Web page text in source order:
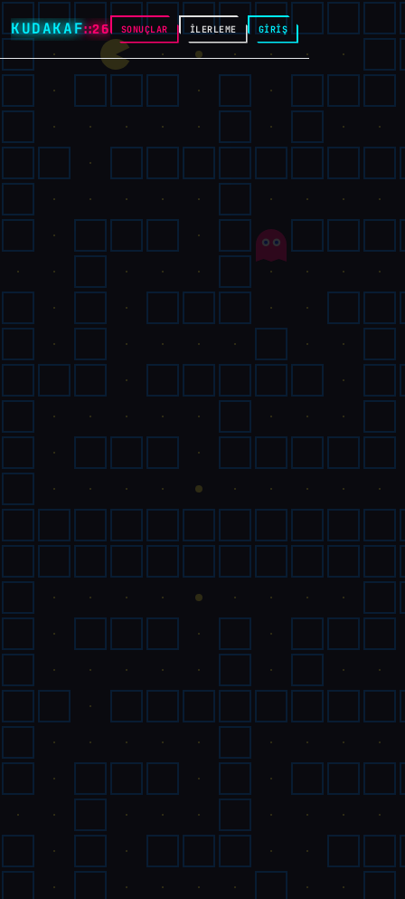
KUDAKAF::26 SONUÇLAR İLERLEME GİRİŞ